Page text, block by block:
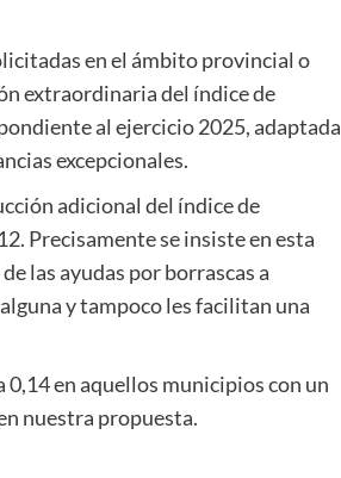
en el ámbito provincial o
extraordinaria del índice de
al ejercicio 2025, adaptada
excepcionales.
adicional del índice de
Precisamente se insiste en esta
las ayudas por borrascas a
y tampoco les facilitan una
0,14 en aquellos municipios con un
nuestra propuesta.